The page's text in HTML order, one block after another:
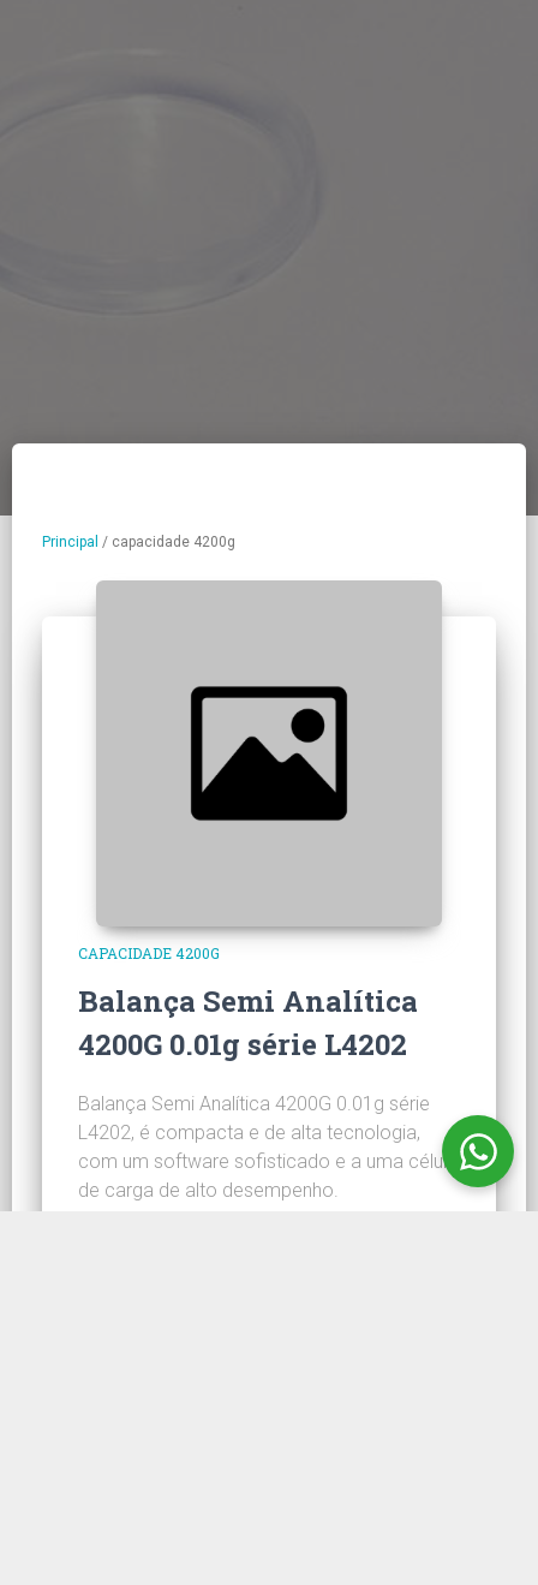
Principal / capacidade 4200g
CAPACIDADE 4200G
Balança Semi Analítica
4200G 0.01g série L4202
Balança Semi Analítica 4200G 0.01g série
L4202, é compacta e de alta tecnologia,
com um software sofisticado e a uma célula
de carga de alto desempenho.